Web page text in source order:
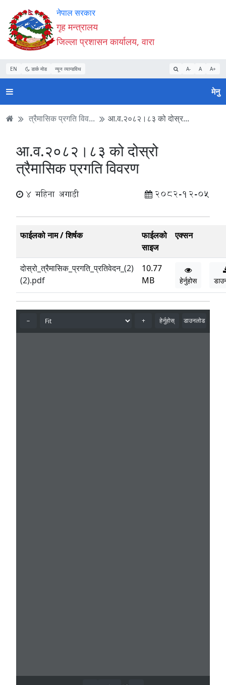
Accessibility
Mode
सुरु
गर्नुहोस्
सामाग्री
पढ्नुहाेस्
नेभिगेसन
पढ्नुहाेस्
वेबसाइट
खोजमा
जानुहोस्
नेपाल सरकार
गृह मन्त्रालय
जिल्ला प्रशासन कार्यालय, वारा
EN डार्क मोड न्यून व्यान्डविथ A- A A+
मेनु
त्रैमासिक प्रगति विव... आ.व.२०८२।८३ को दोस्र...
आ.व.२०८२।८३ को दोस्रो
त्रैमासिक प्रगति विवरण
4 महिना अगाडी 2082-12-05
फाईलको नाम / शिर्षक
फाईलको
साइज
एक्सन
दोस्रो_त्रैमासिक_प्रगति_प्रतिवेदन_(2)
(2).pdf
10.77
MB
हेर्नुहोस